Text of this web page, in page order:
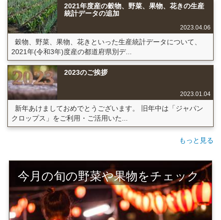
2021年度産の穀物、野菜、果物、花きの生産
統計データの追加
2023.04.06
穀物、野菜、果物、花きといった生産統計データについて、
2021年(令和3年)度産の都道府県別デ...
2023のご挨拶
2023.01.04
新年あけましておめでとうございます。 旧年中は「ジャパン
クロップス」をご利用・ご活用いた...
もっと見る
今月の旬の野菜や果物をチェック